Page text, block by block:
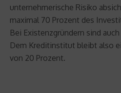
unternehmerische Risiko
maximal 70 Prozent des
Bei Existenzgründern sind
Dem Kreditinstitut bleibt also
von 20 Prozent.